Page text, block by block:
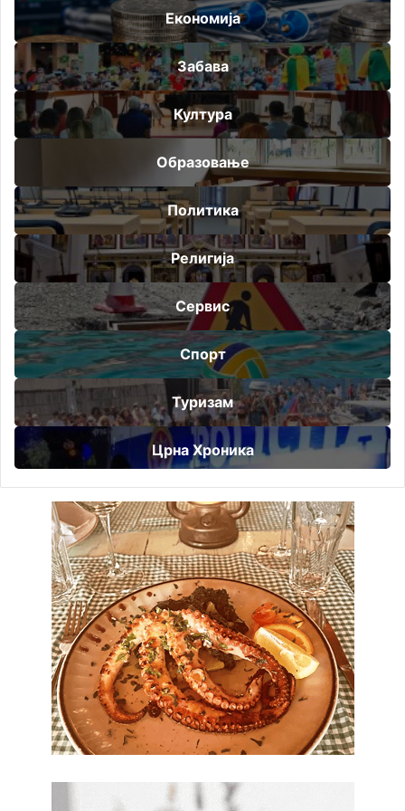
Економија
Забава
Култура
Образовање
Политика
Религија
Сервис
Спорт
Туризам
Црна Хроника